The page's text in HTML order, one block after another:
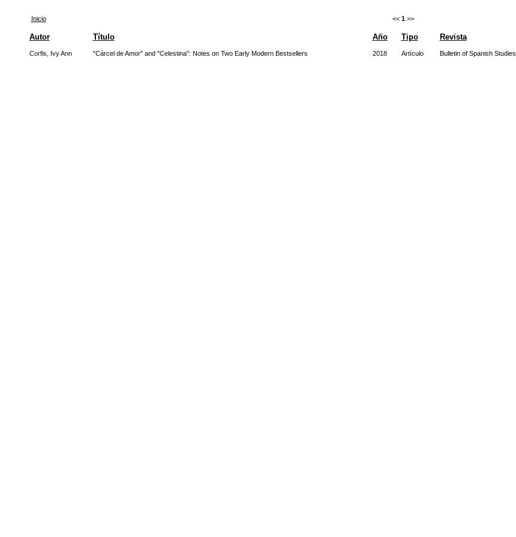
Inicio << 1 >>
Autor Título Año Tipo Revista
Corfis, Ivy Ann "Cárcel de Amor" and "Celestina": Notes on Two Early Modern Bestsellers 2018 Artículo Bulletin of Spanish Studies